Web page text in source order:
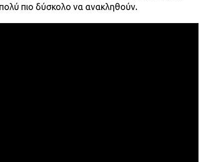
πιο δύσκολο να ανακληθούν.